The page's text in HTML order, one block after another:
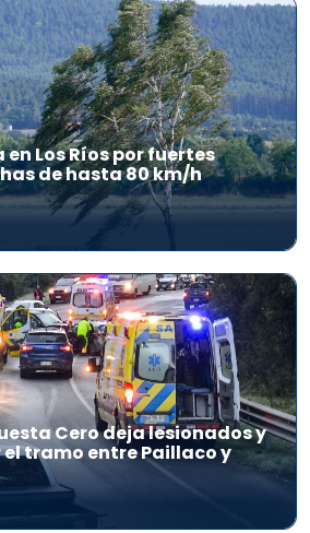
Los Ríos por fuertes
de hasta 80 km/h
Cero deja lesionados y
tramo entre Paillaco y